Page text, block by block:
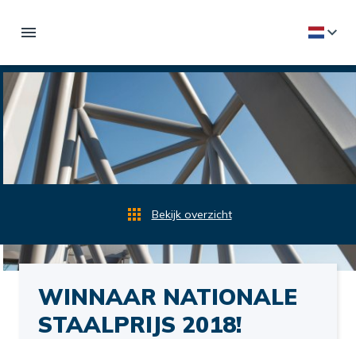
Bekijk overzicht
WINNAAR NATIONALE
STAALPRIJS 2018!